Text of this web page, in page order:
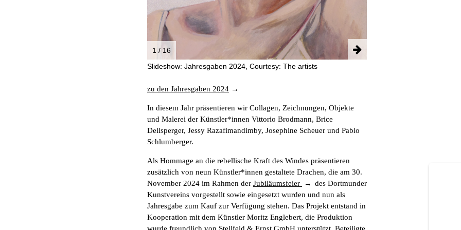
1 / 16
Slideshow: Jahresgaben 2024, Courtesy: The artists
zu den Jahresgaben 2024
In diesem Jahr präsentieren wir Collagen, Zeichnungen, Objekte
und Malerei der Künstler*innen Vittorio Brodmann, Brice
Dellsperger, Jessy Razafimandimby, Josephine Scheuer und Pablo
Schlumberger.
Als Hommage an die rebellische Kraft des Windes präsentieren
zusätzlich von neun Künstler*innen gestaltete Drachen, die am 30.
November 2024 im Rahmen der Jubiläumsfeier
des Dortmunder
Kunstvereins vorgestellt sowie eingesetzt wurden und nun als
Jahresgabe zum Kauf zur Verfügung stehen. Das Projekt entstand in
Kooperation mit dem Künstler Moritz Englebert, die Produktion